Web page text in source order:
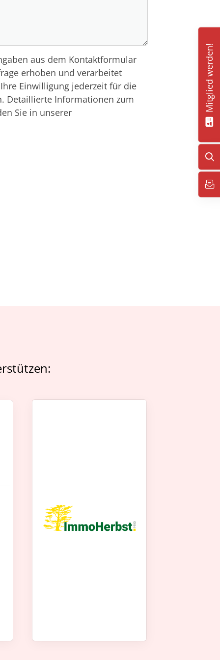
aus dem Kontaktformular
erhoben und verarbeitet
Einwilligung jederzeit für die
Detaillierte Informationen zum
Sie in unserer
Mitglied werden!